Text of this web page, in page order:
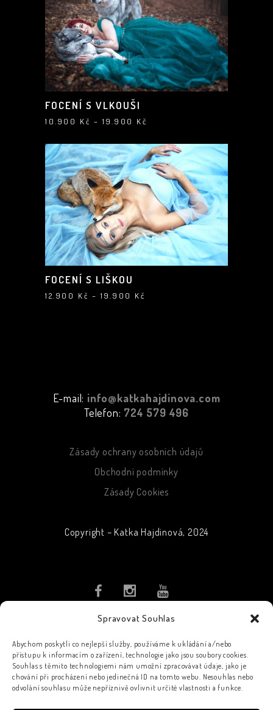
Spravovat Souhlas
Abychom poskytli co nejlepší služby, používáme k ukládání a/nebo
přístupu k informacím o zařízení, technologie jako jsou soubory cookies.
Souhlas s těmito technologiemi nám umožní zpracovávat údaje, jako je
chování při procházení nebo jedinečná ID na tomto webu. Nesouhlas nebo
odvolání souhlasu může nepříznivě ovlivnit určité vlastnosti a funkce.
FOCENÍ S VLKOUŠI
10.900 Kč – 19.900 Kč
až
19.900 Kč
FOCENÍ S LIŠKOU
12.900 Kč – 19.900 Kč
E-mail: info@katkahajdinova.com
Telefon: 724 579 496
Zásady ochrany osobních údajů
Obchodní podmínky
Zásady Cookies
Copyright – Katka Hajdinová, 2024
PŘIHLASTE SE K ODBĚRU
NOVINEK